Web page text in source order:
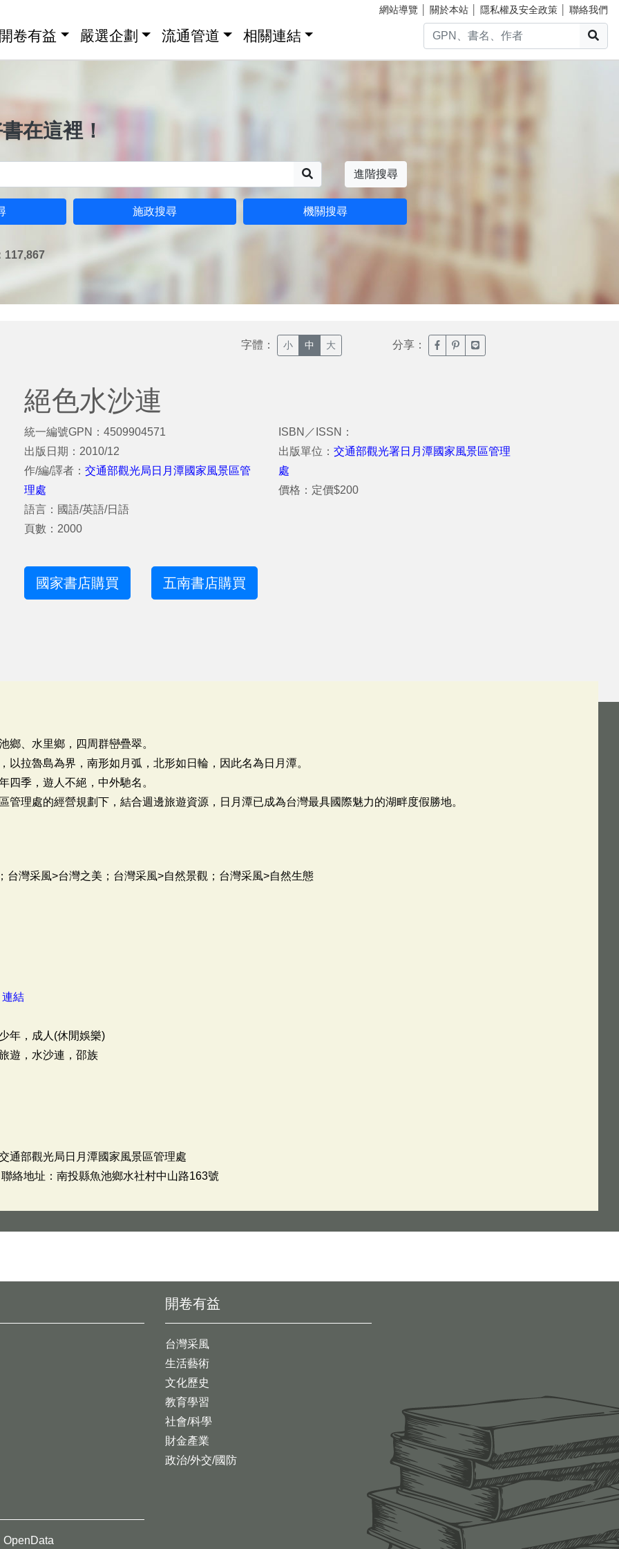
網站導覽 關於本站 隱私權及安全政策 聯絡我們
卷有益 嚴選企劃 流通管道 相關連結
在這裡！
進階搜尋
施政搜尋 機關搜尋
117,867
字體： 小 中 大 分享： 臉書分享(另開新視窗)
噗浪分享(另開新視窗)
Line分享(另開新視窗)
絕色水沙連
統一編號GPN：4509904571
出版日期：2010/12
作/編/譯者： 交通部觀光局日月潭國家風景區管
理處
語言：國語/英語/日語
頁數：2000
ISBN／ISSN：
出版單位：交通部觀光署日月潭國家風景區管理
處
價格：定價$200
國家書店購買 五南書店購買
鄉、水里鄉，四周群巒疊翠。
以拉魯島為界，南形如月弧，北形如日輪，因此名為日月潭。
四季，遊人不絕，中外馳名。
管理處的經營規劃下，結合週邊旅遊資源，日月潭已成為台灣最具國際魅力的湖畔度假勝地。
台灣采風>台灣之美；台灣采風>自然景觀；台灣采風>自然生態
連結
年，成人(休閒娛樂)
遊，水沙連，邵族
通部觀光局日月潭國家風景區管理處
絡地址：南投縣魚池鄉水社村中山路163號
開卷有益
台灣采風
生活藝術
文化歷史
教育學習
社會/科學
財金產業
政治/外交/國防
OpenData